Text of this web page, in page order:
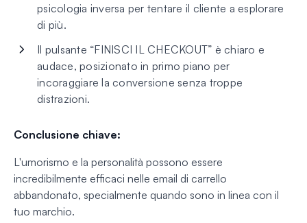
psicologia inversa per tentare il cliente a esplorare
di più.
Il pulsante “FINISCI IL CHECKOUT” è chiaro e
audace, posizionato in primo piano per
incoraggiare la conversione senza troppe
distrazioni.
Conclusione chiave:
L'umorismo e la personalità possono essere
incredibilmente efficaci nelle email di carrello
abbandonato, specialmente quando sono in linea con il
tuo marchio.